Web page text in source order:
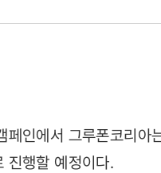
라보레이션
페인에서 그루폰코리
진행할 예정이다.